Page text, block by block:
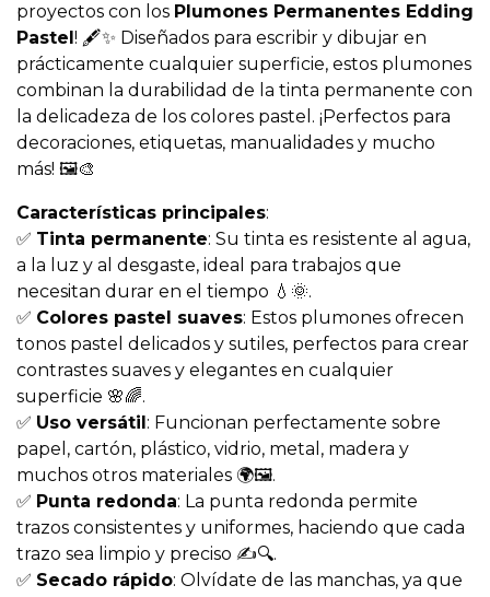
proyectos con los Plumones Permanentes Edding
Pastel! 🖋️✨ Diseñados para escribir y dibujar en
prácticamente cualquier superficie, estos plumones
combinan la durabilidad de la tinta permanente con
la delicadeza de los colores pastel. ¡Perfectos para
decoraciones, etiquetas, manualidades y mucho
más! 🖼️🎨
Características principales:
✅ Tinta permanente: Su tinta es resistente al agua,
a la luz y al desgaste, ideal para trabajos que
necesitan durar en el tiempo 💧🌞.
✅ Colores pastel suaves: Estos plumones ofrecen
tonos pastel delicados y sutiles, perfectos para crear
contrastes suaves y elegantes en cualquier
superficie 🌸🌈.
✅ Uso versátil: Funcionan perfectamente sobre
papel, cartón, plástico, vidrio, metal, madera y
muchos otros materiales 🌍🖼️.
✅ Punta redonda: La punta redonda permite
trazos consistentes y uniformes, haciendo que cada
trazo sea limpio y preciso ✍️🔍.
✅ Secado rápido: Olvídate de las manchas, ya que